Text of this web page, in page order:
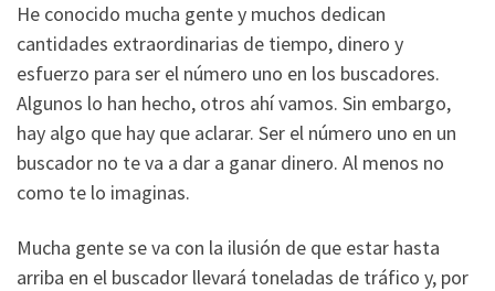
He conocido mucha gente y muchos dedican
cantidades extraordinarias de tiempo, dinero y
esfuerzo para ser el número uno en los buscadores.
Algunos lo han hecho, otros ahí vamos. Sin embargo,
hay algo que hay que aclarar. Ser el número uno en un
buscador no te va a dar a ganar dinero. Al menos no
como te lo imaginas.
Mucha gente se va con la ilusión de que estar hasta
arriba en el buscador llevará toneladas de tráfico y, por